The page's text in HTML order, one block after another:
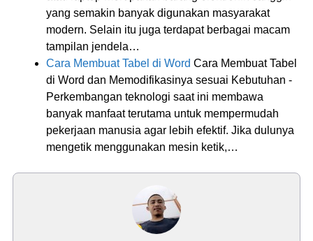
yang semakin banyak digunakan masyarakat
modern. Selain itu juga terdapat berbagai macam
tampilan jendela…
Cara Membuat Tabel di Word Cara Membuat Tabel
di Word dan Memodifikasinya sesuai Kebutuhan -
Perkembangan teknologi saat ini membawa
banyak manfaat terutama untuk mempermudah
pekerjaan manusia agar lebih efektif. Jika dulunya
mengetik menggunakan mesin ketik,…